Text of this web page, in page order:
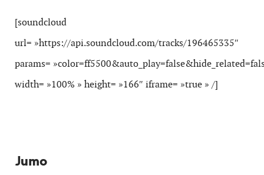
[soundcloud
url= »https://api.soundcloud.com/tracks/196465335″
params=
width= »100% » height= »166″ iframe= »true » /]
Jumo